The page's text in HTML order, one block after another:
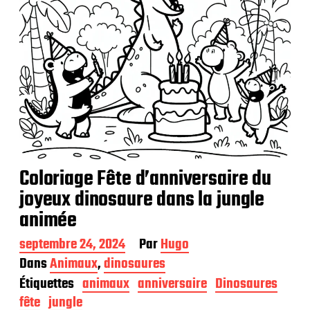
Coloriage Fête d’anniversaire du
joyeux dinosaure dans la jungle
animée
D
a
t
e
d
septembre 24, 2024 ParHugo
DansAnimaux,dinosaures
Étiquettes animaux anniversaire Dinosaures
fête jungle